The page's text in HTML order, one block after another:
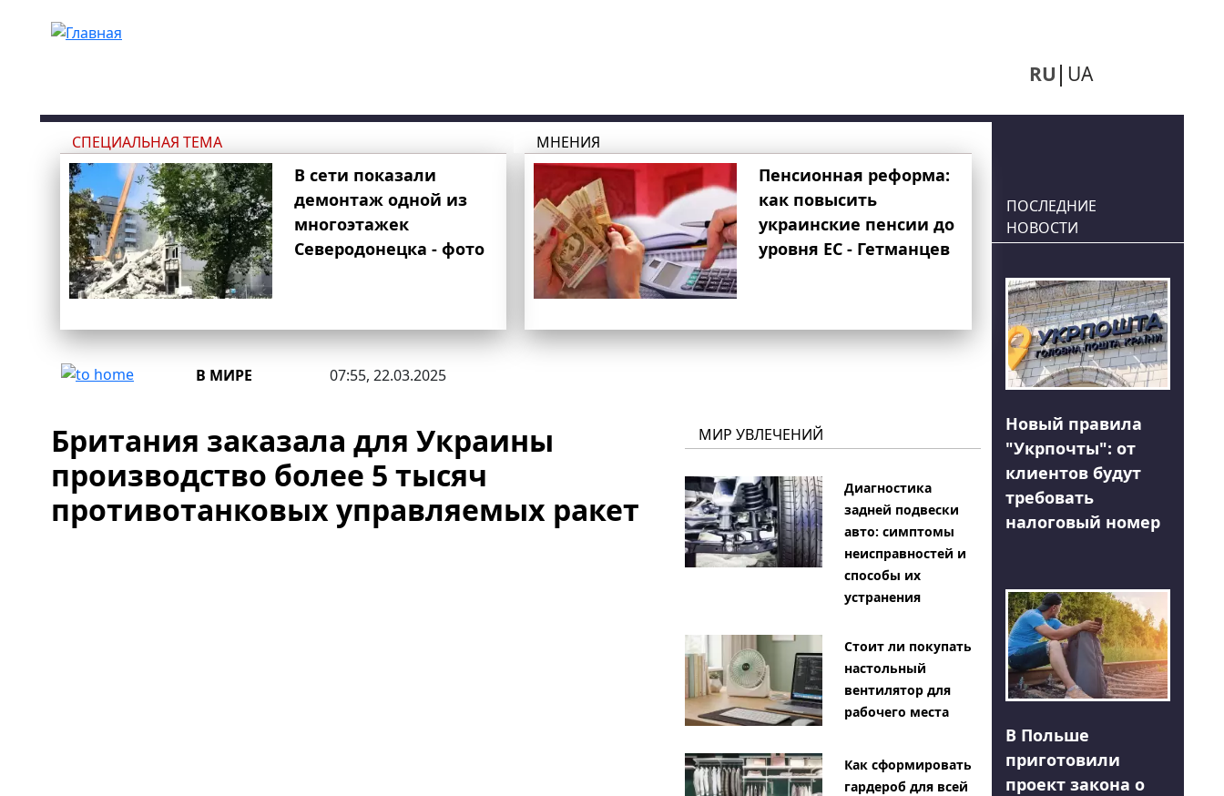
RU UA
СПЕЦИАЛЬНАЯ ТЕМА
В сети показали
демонтаж одной из
многоэтажек
Северодонецка - фото
МНЕНИЯ
Пенсионная реформа:
как повысить
украинские пенсии до
уровня ЕС - Гетманцев
В МИРЕ 07:55, 22.03.2025
Британия заказала для Украины
производство более 5 тысяч
противотанковых управляемых ракет
МИР УВЛЕЧЕНИЙ
Диагностика
задней подвески
авто: симптомы
неисправностей и
способы их
устранения
Стоит ли покупать
настольный
вентилятор для
рабочего места
Как сформировать
гардероб для всей
ПОСЛЕДНИЕ
НОВОСТИ
Новый правила
"Укрпочты": от
клиентов будут
требовать
налоговый номер
В Польше
приготовили
проект закона о